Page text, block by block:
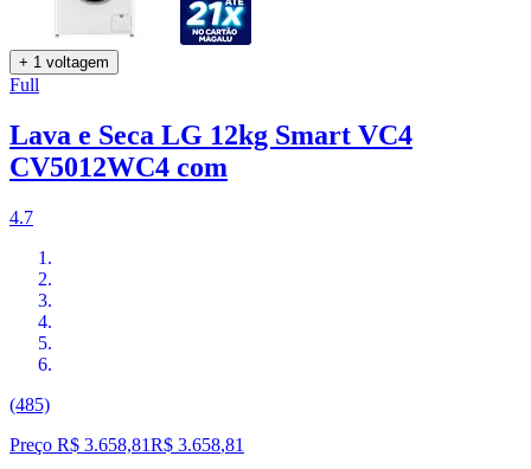
+ 1 voltagem
Full
Lava e Seca LG 12kg Smart VC4
CV5012WC4 com
4.7
(485)
Preço R$ 3.658,81R$ 3.658,81